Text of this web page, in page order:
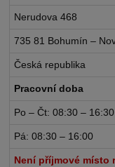
Nerudova 468
735 81 Bohumín –
Česká republika
Pracovní doba
Po – Čt: 08:30 – 16:30
Pá: 08:30 – 16:00
Není příjmové místo